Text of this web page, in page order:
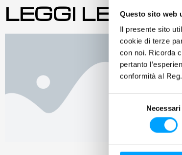
Questo sito web
Il presente sito
cookie di terze
con noi. Ricorda
pertanto
conformità al
z
Necessari
LEGGI LE